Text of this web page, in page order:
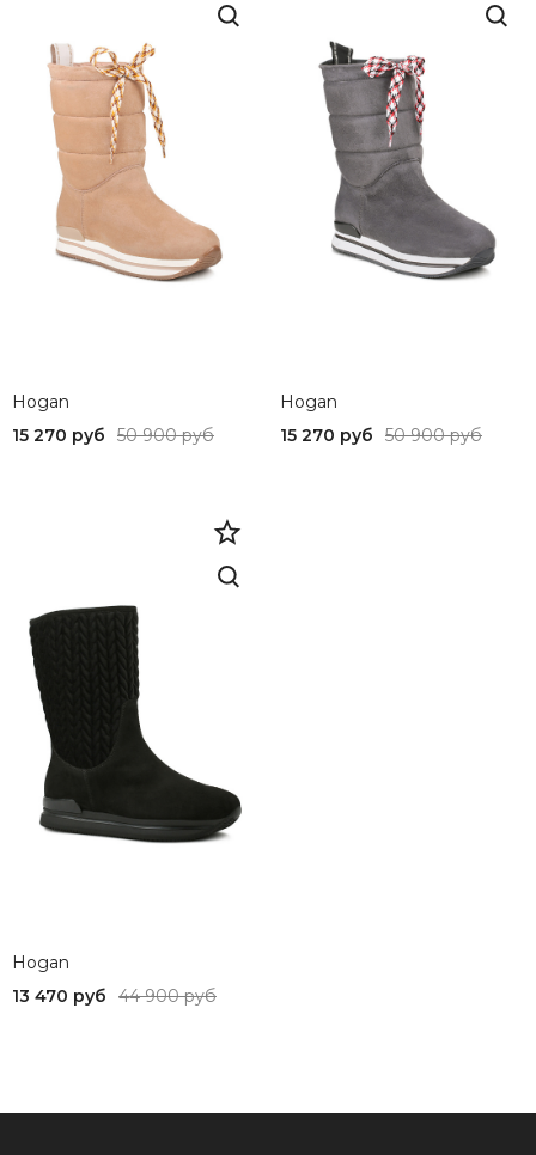
Hogan
15 270 руб
50 900 руб
Hogan
15 270 руб
50 900 руб
Hogan
13 470 руб
44 900 руб